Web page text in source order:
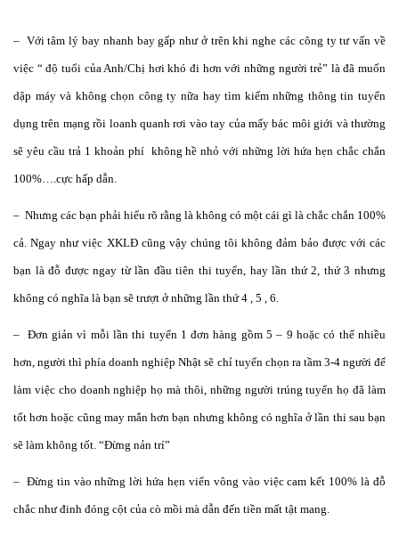
– Với tâm lý bay nhanh bay gấp như ở trên khi nghe các công ty tư vấn về
việc “ độ tuổi của Anh/Chị hơi khó đi hơn với những người trẻ” là đã muốn
dập máy và không chọn công ty nữa hay tìm kiếm những thông tin tuyển
dụng trên mạng rồi loanh quanh rơi vào tay của mấy bác môi giới và thường
sẽ yêu cầu trả 1 khoản phí không hề nhỏ với những lời hứa hẹn chắc chắn
100%….cực hấp dẫn.
– Nhưng các bạn phải hiểu rõ rằng là không có một cái gì là chắc chắn 100%
cả. Ngay như việc XKLĐ cũng vậy chúng tôi không đảm bảo được với các
bạn là đỗ được ngay từ lần đầu tiên thi tuyển, hay lần thứ 2, thứ 3 nhưng
không có nghĩa là bạn sẽ trượt ở những lần thứ 4 , 5 , 6.
– Đơn giản vì mỗi lần thi tuyển 1 đơn hàng gồm 5 – 9 hoặc có thể nhiều
hơn, người thì phía doanh nghiệp Nhật sẽ chỉ tuyển chọn ra tầm 3-4 người để
làm việc cho doanh nghiệp họ mà thôi, những người trúng tuyển họ đã làm
tốt hơn hoặc cũng may mắn hơn bạn nhưng không có nghĩa ở lần thi sau bạn
sẽ làm không tốt. “Đừng nản trí”
– Đừng tin vào những lời hứa hẹn viển vông vào việc cam kết 100% là đỗ
chắc như đinh đóng cột của cò mồi mà dẫn đến tiền mất tật mang.